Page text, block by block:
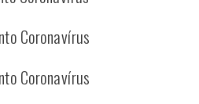
Coronavírus
Coronavírus